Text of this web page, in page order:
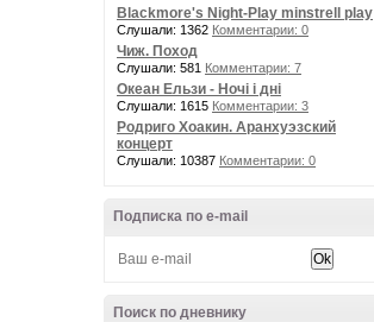
Blackmore's Night-Play minstrell play
Слушали: 1362 Комментарии: 0
Чиж. Поход
Слушали: 581 Комментарии: 7
Океан Ельзи - Ночі і дні
Слушали: 1615 Комментарии: 3
Родриго Хоакин. Аранхуэзский
концерт
Слушали: 10387 Комментарии: 0
Подписка по e-mail
Поиск по дневнику